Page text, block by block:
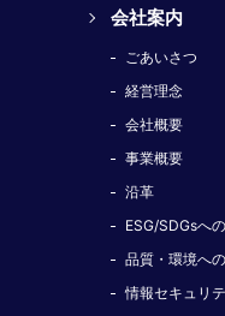
会社案内
ごあいさつ
経営理念
会社概要
事業概要
沿革
ESG/SDGsへ
品質・環境へ
情報セキュリ